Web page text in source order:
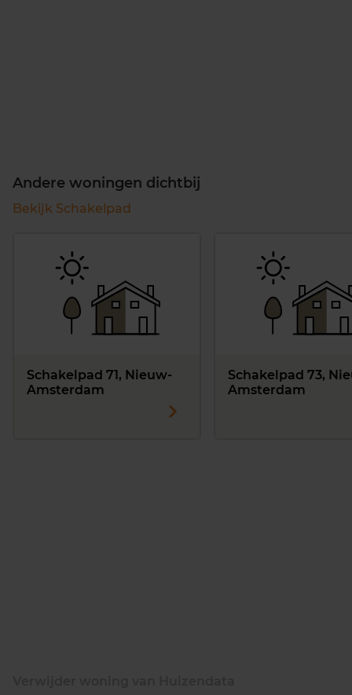
Andere woningen dichtbij
Bekijk Schakelpad
Schakelpad 71, Nieuw-
Amsterdam
Schakelpad 73,
Amsterdam